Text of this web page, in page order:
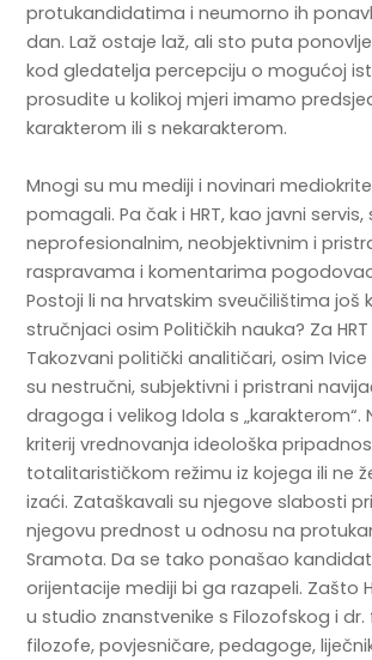
protukandidatima i neumorno ih
dan. Laž ostaje laž, ali sto puta
kod gledatelja percepciju o mogućoj
prosudite u kolikoj mjeri imamo
karakterom ili s nekarakterom.
Mnogi su mu mediji i novinari
pomagali. Pa čak i HRT, kao javni servis,
neprofesionalnim, neobjektivnim i
raspravama i komentarima
Postoji li na hrvatskim sveučilištima još
stručnjaci osim Političkih nauka? Za
Takozvani politički analitičari, osim Ivice
su nestručni, subjektivni i pristrani
dragoga i velikog Idola s „karakterom“.
kriterij vrednovanja ideološka
totalitarističkom režimu iz kojega ili ne
izaći. Zataškavali su njegove slabosti
njegovu prednost u odnosu na
Sramota. Da se tako ponašao
orijentacije mediji bi ga razapeli. Zašto
u studio znanstvenike s Filozofskog i
filozofe, povjesničare, pedagoge,